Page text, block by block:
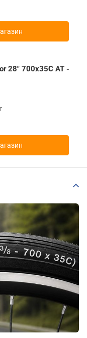
28" 700x35C AT -